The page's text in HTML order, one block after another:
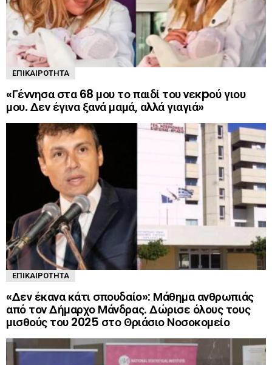
ΕΠΙΚΑΙΡΌΤΗΤΑ
«Γέννησα στα 68 μου το παιδί του νεκpού γιου
μου. Δεν έγινα ξανά μαμά, αλλά γιαγιά»
ΕΠΙΚΑΙΡΌΤΗΤΑ
«Δεν έκανα κάτι σπουδαίο»: Μάθημα ανθρωπιάς
από τον Δήμαρχο Μάνδρας. Δώρισε όλους τους
μισθούς του 2025 στο Θριάσιο Νοσοκομείο